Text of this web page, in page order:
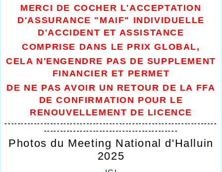
MERCI DE COCHER L'ACCEPTATION
D'ASSURANCE "MAIF" INDIVIDUELLE
D'ACCIDENT ET ASSISTANCE
COMPRISE DANS LE PRIX GLOBAL,
CELA N'ENGENDRE PAS DE SUPPLEMENT
FINANCIER ET PERMET
DE NE PAS AVOIR UN RETOUR DE LA FFA
DE CONFIRMATION POUR LE
RENOUVELLEMENT DE LICENCE
-----------------------------------------------------------------
-----------------------------------------
Photos du Meeting National d'Halluin
2025